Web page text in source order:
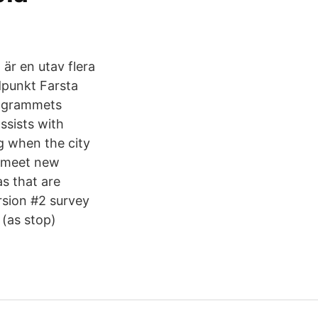
en utav flera
Farsta
with
when the city
new
that are
#2 survey
stop)